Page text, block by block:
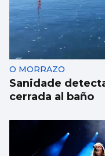
O MORRAZO
Sanidade
cerrada al baño